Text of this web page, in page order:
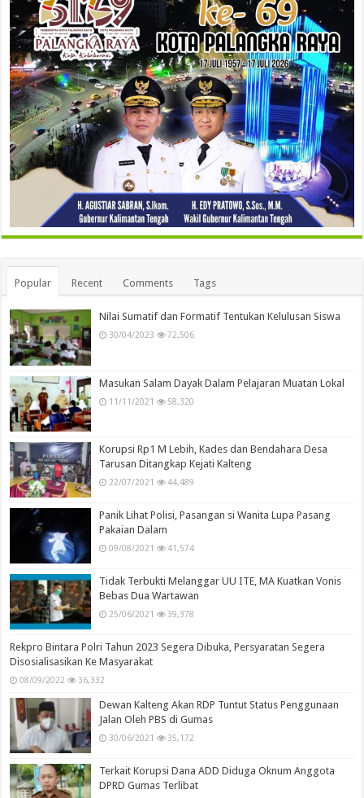
Popular Recent Comments Tags
Nilai Sumatif dan Formatif Tentukan Kelulusan Siswa
30/04/2023 72,506
Masukan Salam Dayak Dalam Pelajaran Muatan Lokal
11/11/2021 58,320
Korupsi Rp1 M Lebih, Kades dan Bendahara Desa
Tarusan Ditangkap Kejati Kalteng
22/07/2021 44,489
Panik Lihat Polisi, Pasangan si Wanita Lupa Pasang
Pakaian Dalam
09/08/2021 41,574
Tidak Terbukti Melanggar UU ITE, MA Kuatkan Vonis
Bebas Dua Wartawan
25/06/2021 39,378
Rekpro Bintara Polri Tahun 2023 Segera Dibuka, Persyaratan Segera
Disosialisasikan Ke Masyarakat
08/09/2022 36,332
Dewan Kalteng Akan RDP Tuntut Status Penggunaan
Jalan Oleh PBS di Gumas
30/06/2021 35,172
Terkait Korupsi Dana ADD Diduga Oknum Anggota
DPRD Gumas Terlibat